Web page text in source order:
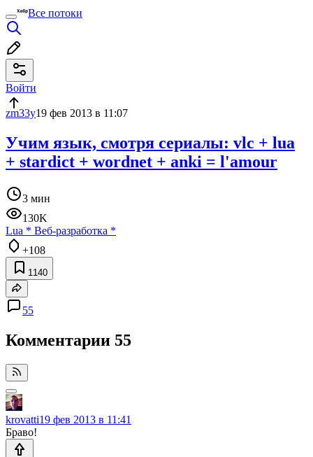
Все потоки
Войти
zm33y19 фев 2013 в 11:07
Учим язык, смотря сериалы: vlc + lua
+ stardict + wordnet + anki = l'amour
3 мин
130K
Lua * Веб-разработка *
+108
1140
55
Комментарии 55
krovatti19 фев 2013 в 11:41
Браво!